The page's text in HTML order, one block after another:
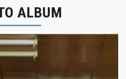
ALBUM